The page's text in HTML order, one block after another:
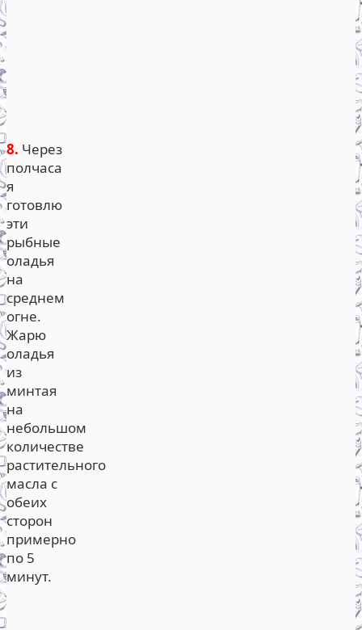
8. Через
полчаса
я
готовлю
эти
рыбные
оладья
на
среднем
огне.
Жарю
оладья
из
минтая
на
небольшом
количестве
растительного
масла с
обеих
сторон
примерно
по 5
минут.